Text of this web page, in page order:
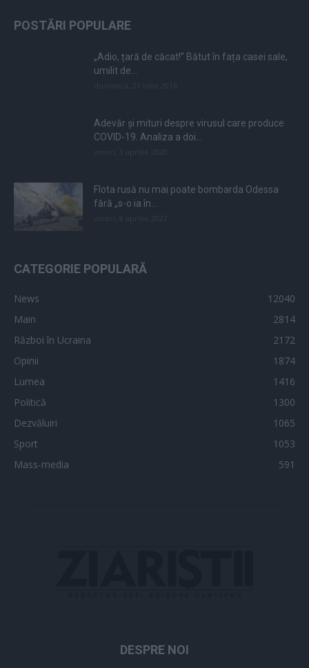
POSTĂRI POPULARE
„Adio, țară de căcat!” Bătut în fața casei sale,
umilit de...
Adevăr și mituri despre virusul care produce
COVID-19. Analiza a doi...
Flota rusă nu mai poate bombarda Odessa
fără „s-o ia în...
CATEGORIE POPULARĂ
News
12040
Main
2814
Război în Ucraina
2172
Opinii
1874
Lumea
1416
Politică
1300
Dezvăluiri
1065
Sport
1053
Mass-media
591
DESPRE NOI